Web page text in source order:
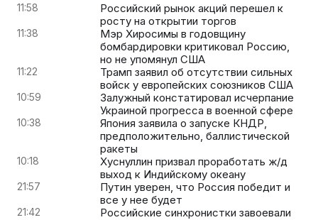
11:58
Российский рынок акций перешел к
росту на открытии торгов
11:38
Мэр Хиросимы в годовщину
бомбардировки критиковал Россию,
но не упомянул США
11:22
Трамп заявил об отсутствии сильных
войск у европейских союзников США
10:59
Залужный констатировал исчерпание
Украиной прогресса в военной сфере
10:38
Япония заявила о запуске КНДР,
предположительно, баллистической
ракеты
10:18
Хуснуллин призвал проработать ж/д
выход к Индийскому океану
21:57
Путин уверен, что Россия победит и
все у нее будет
21:42
Российские синхронистки завоевали